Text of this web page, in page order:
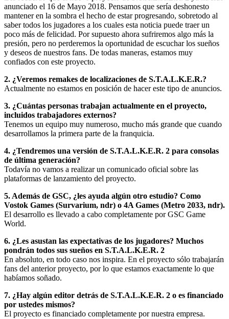
anunciado el 16 de Mayo 2018. Pensamos que sería deshonesto
mantener en la sombra el hecho de estar progresando, sobretodo al
saber todos los jugadores a los cuales esta noticia puede traer un
poco más de felicidad. Por supuesto ahora sufriremos algo más la
presión, pero no perderemos la oportunidad de escuchar los sueños
y deseos de nuestros fans. De todas maneras, estamos muy
confiados con este proyecto.
2. ¿Veremos remakes de localizaciones de S.T.A.L.K.E.R.?
Actualmente no estamos en posición de hacer este tipo de anuncios.
3. ¿Cuántas personas trabajan actualmente en el proyecto,
incluidos trabajadores externos?
Tenemos un equipo muy numeroso, mucho más grande que cuando
desarrollamos la primera parte de la franquicia.
4. ¿Tendremos una versión de S.T.A.L.K.E.R. 2 para consolas
de última generación?
Todavía no vamos a realizar un comunicado oficial sobre las
plataformas de lanzamiento del proyecto.
5. Además de GSC, ¿les ayuda algún otro estudio? Como
Vostok Games (Survarium, ndr) o 4A Games (Metro 2033, ndr).
El desarrollo es llevado a cabo completamente por GSC Game
World.
6. ¿Les asustan las expectativas de los jugadores? Muchos
pondrán todos sus sueños en S.T.A.L.K.E.R. 2
En absoluto, en todo caso nos inspira. En el proyecto sólo trabajarán
fans del anterior proyecto, por lo que estamos exactamente lo que
habíamos soñado.
7. ¿Hay algún editor detrás de S.T.A.L.K.E.R. 2 o es financiado
por ustedes mismos?
El proyecto es financiado completamente por nuestra empresa.